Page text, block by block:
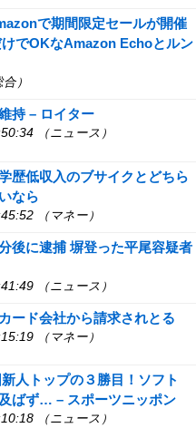
で期間限定セールが開催
でOKなAmazon Echoとルン
）
持 – ロイター
（ニュース）
歴低収入のブサイクとどちら
なら
（マネー）
後に逮捕 塀登った平尾容疑者
（ニュース）
ード会社から請求されとる
（マネー）
人トップの３勝目！ソフト
ばず… – スポーツニッポン
（ニュース）